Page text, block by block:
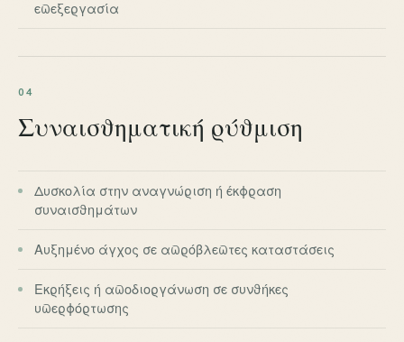
επεξεργασία
04
Συναισθηματική ρύθμιση
Δυσκολία στην αναγνώριση ή έκφραση
συναισθημάτων
Αυξημένο άγχος σε απρόβλεπτες καταστάσεις
Εκρήξεις ή αποδιοργάνωση σε συνθήκες
υπερφόρτωσης